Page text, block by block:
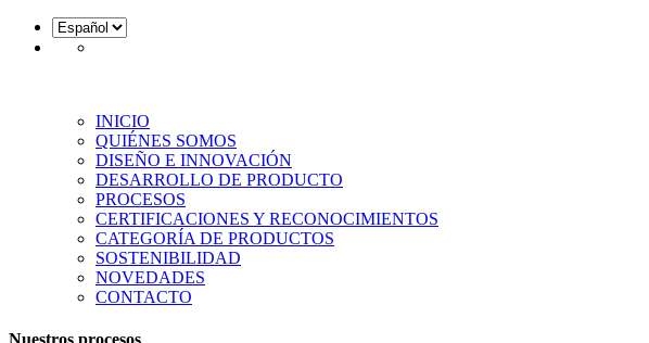
INICIO
QUIÉNES SOMOS
DISEÑO E INNOVACIÓN
DESARROLLO DE PRODUCTO
PROCESOS
CERTIFICACIONES Y RECONOCIMIENTOS
CATEGORÍA DE PRODUCTOS
SOSTENIBILIDAD
NOVEDADES
CONTACTO